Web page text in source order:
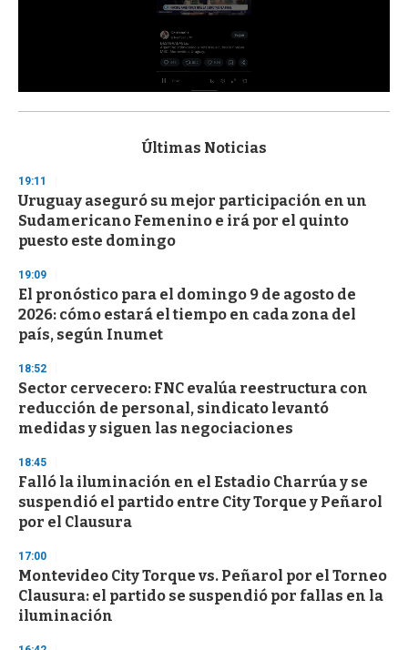
s
d
s
o
f
3
s
e
c
o
n
d
Últimas Noticias
19:11
Uruguay aseguró su mejor participación en un
Sudamericano Femenino e irá por el quinto
puesto este domingo
19:09
El pronóstico para el domingo 9 de agosto de
2026: cómo estará el tiempo en cada zona del
país, según Inumet
18:52
Sector cervecero: FNC evalúa reestructura con
reducción de personal, sindicato levantó
medidas y siguen las negociaciones
18:45
Falló la iluminación en el Estadio Charrúa y se
suspendió el partido entre City Torque y Peñarol
por el Clausura
17:00
Montevideo City Torque vs. Peñarol por el Torneo
Clausura: el partido se suspendió por fallas en la
iluminación